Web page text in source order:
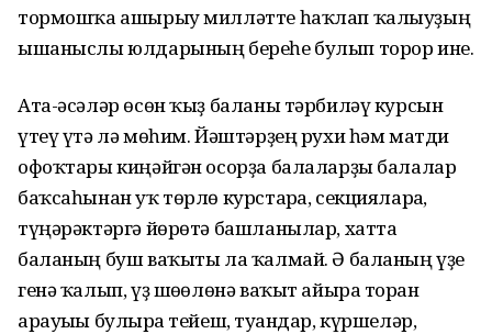
тормошҡа ашырыу милләтте һаҡлап ҡалыуҙың
ышаныслы юлдарының береһе булып торор ине.
Ата-әсәләр өсөн ҡыҙ баланы тәрбиләү курсын
үтеү үтә лә мөһим. Йәштәрҙең рухи һәм матди
офоҡтары киңәйгән осорҙа балаларҙы балалар
баҡсаһынан уҡ төрлө курстарға, секцияларға,
түңәрәктәргә йөрөтә башланылар, хатта
баланың буш ваҡыты ла ҡалмай. Ә баланың үҙе
генә ҡалып, үҙ шөғөлөнә ваҡыт айыра торған
арауығы булырға тейеш, туғандар, күршеләр,